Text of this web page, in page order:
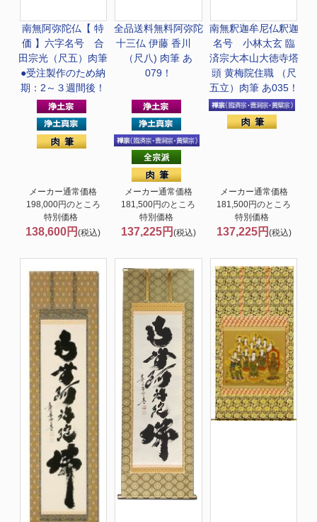
南無阿弥陀仏 【 特
価 】六字名号 合
田宗光（尺五）肉筆
●受注製作のため納
期：2～３週間後！
メーカー通常価格
198,000円のところ
特別価格
138,600円(税込)
全品送料無料阿弥陀
十三仏 伊藤 香川
（尺八) 肉筆 あ
079！
メーカー通常価格
181,500円のところ
特別価格
137,225円 (税込)
南無釈迦牟尼仏釈迦
名号 小林太玄 臨
済宗大本山大徳寺塔
頭 黄梅院住職 （尺
五立）肉筆 あ035！
メーカー通常価格
181,500円のところ
特別価格
137,225円 (税込)